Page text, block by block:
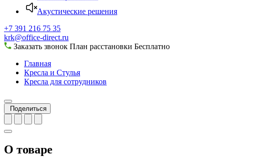
Акустические решения
+7 391 216 75 35
krk@office-direct.ru
Заказать звонок План расстановки Бесплатно
Главная
Кресла и Стулья
Кресла для сотрудников
Поделиться
О товаре